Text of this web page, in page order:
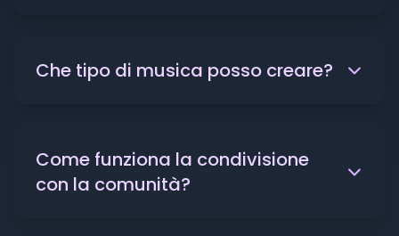
Che tipo di musica posso creare?
Come funziona la condivisione
con la comunità?